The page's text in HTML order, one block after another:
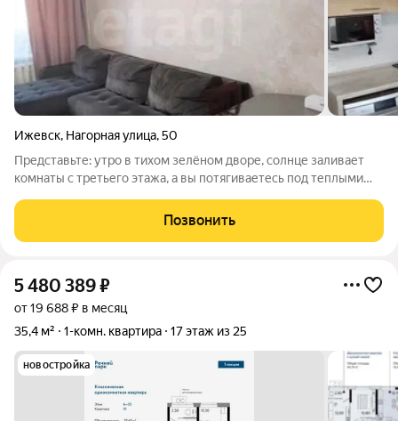
Ижевск, Нагорная улица,50
Представьте: утро в тихом зелёном дворе, солнце заливает
комнаты с третьего этажа, а вы потягиваетесь под теплыми
Позвонить
5 480 389₽
от 19 688 ₽ в месяц
35,4 м²
1-комн. квартира 17 этаж из 25
новостройка